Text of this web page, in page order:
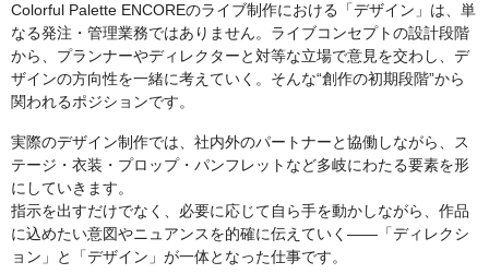
Colorful Palette ENCOREのライブ制作における「デザイン」は、単
なる発注・管理業務ではありません。ライブコンセプトの設計段階
から、プランナーやディレクターと対等な立場で意見を交わし、デ
ザインの方向性を一緒に考えていく。そんな“創作の初期段階”から
関われるポジションです。
実際のデザイン制作では、社内外のパートナーと協働しながら、ス
テージ・衣装・プロップ・パンフレットなど多岐にわたる要素を形
にしていきます。
指示を出すだけでなく、必要に応じて自ら手を動かしながら、作品
に込めたい意図やニュアンスを的確に伝えていく——「ディレクシ
ョン」と「デザイン」が一体となった仕事です。